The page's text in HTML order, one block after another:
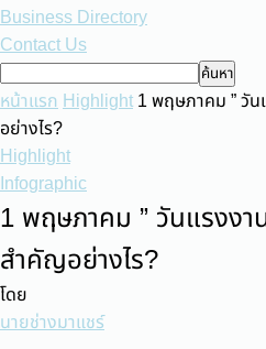
Business Directory
Contact Us
หน้าแรก Highlight 1 พฤษภาคม ” วัน
อย่างไร?
Highlight
Infographic
1 พฤษภาคม ” วันแรงงา
สำคัญอย่างไร?
โดย
นายช่างมาแชร์